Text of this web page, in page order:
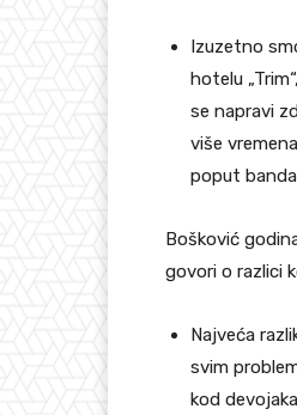
Izuzetno
hotelu
se napravi
više
poput
Bošković
govori o razlici
Najveća
svim
kod